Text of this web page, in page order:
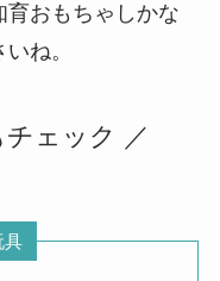
育おもちゃしかな
ね。
ェック ／
具